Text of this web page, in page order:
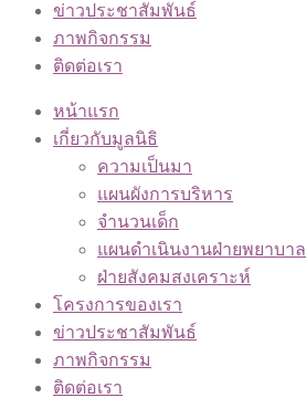
ข่าวประชาสัมพันธ์
ภาพกิจกรรม
ติดต่อเรา
หน้าแรก
เกี่ยวกับมูลนิธิ
ความเป็นมา
แผนผังการบริหาร
จำนวนเด็ก
แผนดำเนินงานฝ่ายพยาบาล
ฝ่ายสังคมสงเคราะห์
โครงการของเรา
ข่าวประชาสัมพันธ์
ภาพกิจกรรม
ติดต่อเรา